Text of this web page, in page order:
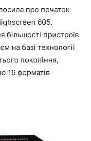
про початок
605.
більшості пристроїв
на базі технології
покоління,
16 форматів